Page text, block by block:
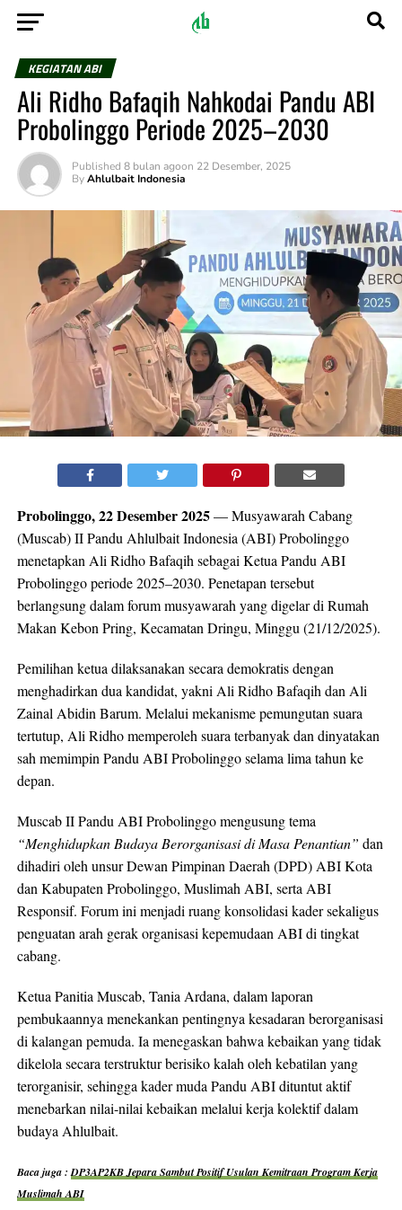
KEGIATAN ABI
Ali Ridho Bafaqih Nahkodai Pandu ABI
Probolinggo Periode 2025–2030
Published 8 bulan agoon 22 Desember, 2025
By Ahlulbait Indonesia
Probolinggo, 22 Desember 2025— Musyawarah Cabang
(Muscab) II Pandu Ahlulbait Indonesia (ABI) Probolinggo
menetapkan Ali Ridho Bafaqih sebagai Ketua Pandu ABI
Probolinggo periode 2025–2030. Penetapan tersebut
berlangsung dalam forum musyawarah yang digelar di Rumah
Makan Kebon Pring, Kecamatan Dringu, Minggu (21/12/2025).
Pemilihan ketua dilaksanakan secara demokratis dengan
menghadirkan dua kandidat, yakni Ali Ridho Bafaqih dan Ali
Zainal Abidin Barum. Melalui mekanisme pemungutan suara
tertutup, Ali Ridho memperoleh suara terbanyak dan dinyatakan
sah memimpin Pandu ABI Probolinggo selama lima tahun ke
depan.
Muscab II Pandu ABI Probolinggo mengusung tema
“Menghidupkan Budaya Berorganisasi di Masa Penantian” dan
dihadiri oleh unsur Dewan Pimpinan Daerah (DPD) ABI Kota
dan Kabupaten Probolinggo, Muslimah ABI, serta ABI
Responsif. Forum ini menjadi ruang konsolidasi kader sekaligus
penguatan arah gerak organisasi kepemudaan ABI di tingkat
cabang.
Ketua Panitia Muscab, Tania Ardana, dalam laporan
pembukaannya menekankan pentingnya kesadaran berorganisasi
di kalangan pemuda. Ia menegaskan bahwa kebaikan yang tidak
dikelola secara terstruktur berisiko kalah oleh kebatilan yang
terorganisir, sehingga kader muda Pandu ABI dituntut aktif
menebarkan nilai-nilai kebaikan melalui kerja kolektif dalam
budaya Ahlulbait.
Baca juga :DP3AP2KB Jepara Sambut Positif Usulan Kemitraan Program Kerja
Muslimah ABI